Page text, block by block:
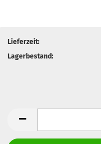
Lieferzeit:
Lagerbestand: